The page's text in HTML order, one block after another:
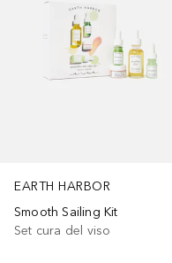
EARTH HARBOR
Smooth Sailing Kit
Set cura del viso